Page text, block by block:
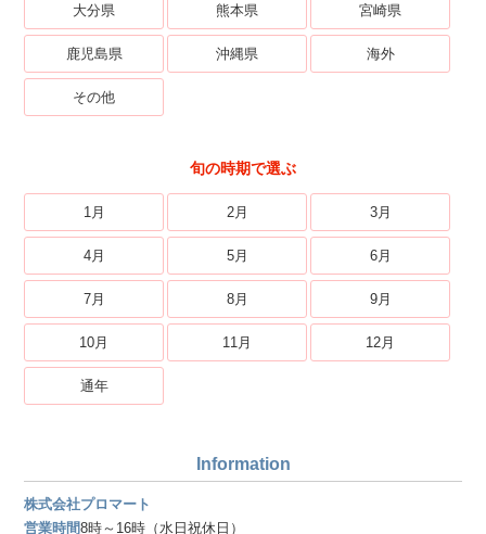
大分県 熊本県 宮崎県
鹿児島県 沖縄県 海外
その他
旬の時期で選ぶ
1月 2月 3月
4月 5月 6月
7月 8月 9月
10月 11月 12月
通年
Information
株式会社プロマート
営業時間8時～16時（水日祝休日）